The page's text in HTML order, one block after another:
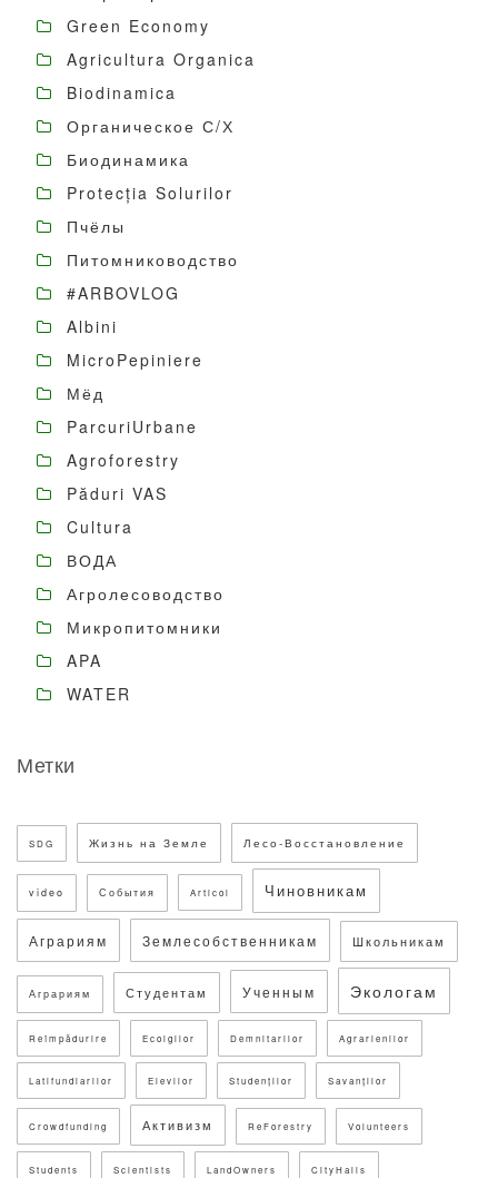
Green Economy
Agricultura Organica
Biodinamica
Органическое С/Х
Биодинамика
Protecția Solurilor
Пчёлы
Питомниководство
#ARBOVLOG
Albini
MicroPepiniere
Мёд
ParcuriUrbane
Agroforestry
Păduri VAS
Cultura
ВОДА
Агролесоводство
Микропитомники
APA
WATER
Метки
SDG Жизнь на Земле Лесо-Восстановление
video События Articol Чиновникам
Аграриям Землесобственникам Школьникам
Аграриям Студентам Ученным Экологам
Reîmpădurire Ecolgilor Demnitarilor Agrarienilor
Latifundiarilor Elevilor Studenților Savanților
Crowdfunding Активизм ReForestry Volunteers
Students Scientists LandOwners CityHalls